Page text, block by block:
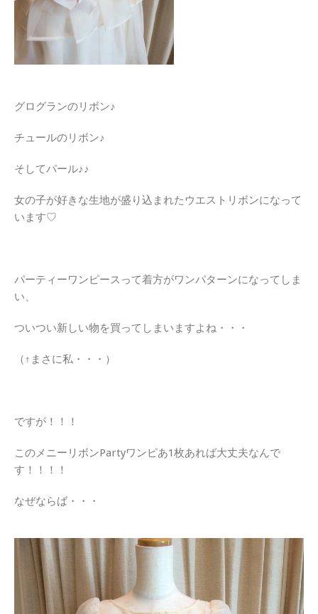
グログランのリボン♪
チュールのリボン♪
そしてパール♪♪
女の子が好きな生地が盛り込まれたウエストリボンになって
います♡
パーティーワンピースって着方がワンパターンになってしま
い、
ついつい新しい物を買ってしまいますよね・・・
（↑まさに私・・・）
ですが！！！
このメニーリボンPartyワンピあ1枚あれば大丈夫なんで
す！！！！
なぜならば・・・